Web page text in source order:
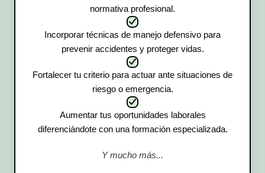
normativa profesional.
Incorporar técnicas de manejo defensivo para
prevenir accidentes y proteger vidas.
Fortalecer tu criterio para actuar ante situaciones de
riesgo o emergencia.
Aumentar tus oportunidades laborales
diferenciándote con una formación especializada.
Y mucho más...